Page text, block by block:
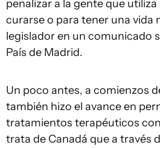
penalizar a la gente que
curarse o para tener una vida
legislador en un comunicado
País de Madrid.
Un poco antes, a comienzos
también hizo el avance en
tratamientos terapéuticos
trata de Canadá que a través